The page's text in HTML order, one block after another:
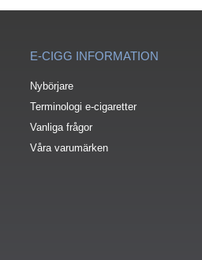
E-CIGG INFORMATION
Nybörjare
Terminologi e-cigaretter
Vanliga frågor
Våra varumärken